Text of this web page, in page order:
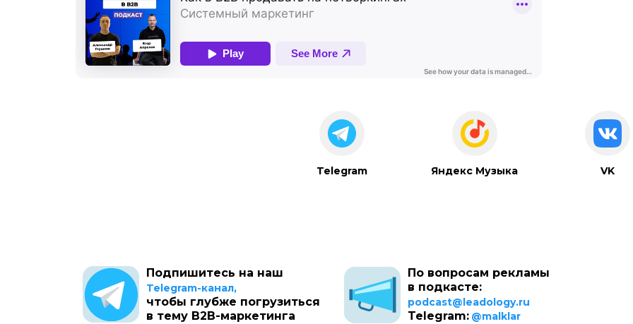
Telegram Яндекс Музыка VK
Подпишитесь на наш
Telegram-канал,
чтобы глубже погрузиться
в тему B2B-маркетинга
По вопросам рекламы
в подкасте:
podcast@leadology.ru
Telegram: @malklar